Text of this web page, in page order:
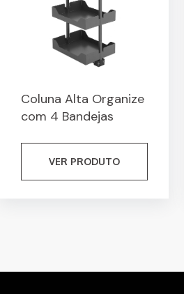
Coluna Alta Organize
com 4 Bandejas
VER PRODUTO